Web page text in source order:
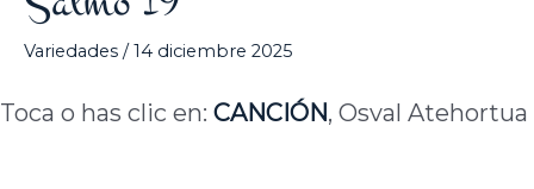
Variedades /14 diciembre 2025
Toca o has clic en: CANCIÓN, Osval Atehortua